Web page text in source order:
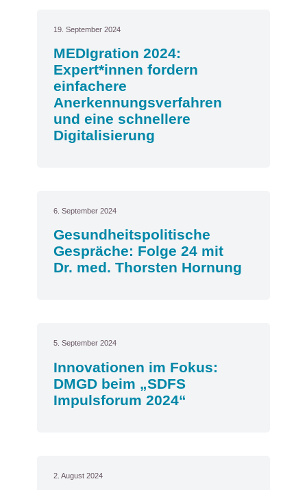
19. September 2024
MEDIgration 2024:
Expert*innen fordern
einfachere
Anerkennungsverfahren
und eine schnellere
Digitalisierung
6. September 2024
Gesundheitspolitische
Gespräche: Folge 24 mit
Dr. med. Thorsten Hornung
5. September 2024
Innovationen im Fokus:
DMGD beim „SDFS
Impulsforum 2024“
2. August 2024